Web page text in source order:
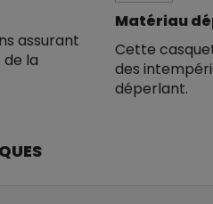
assurant
la
Matériau
Cette
des
déperlant.